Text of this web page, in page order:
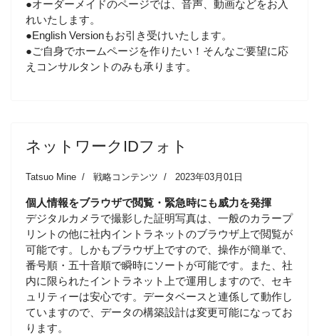
●オーダーメイドのページでは、音声、動画などをお入
れいたします。
●English Versionもお引き受けいたします。
●ご自身でホームページを作りたい！そんなご要望に応
えコンサルタントのみも承ります。
ネットワークIDフォト
Tatsuo Mine 戦略コンテンツ 2023年03月01日
個人情報をブラウザで閲覧・緊急時にも威力を発揮
デジタルカメラで撮影した証明写真は、一般のカラープ
リントの他に社内イントラネットのブラウザ上で閲覧が
可能です。しかもブラウザ上ですので、操作が簡単で、
番号順・五十音順で瞬時にソートが可能です。また、社
内に限られたイントラネット上で運用しますので、セキ
ュリティーは安心です。データベースと連係して動作し
ていますので、データの構築設計は変更可能になってお
ります。